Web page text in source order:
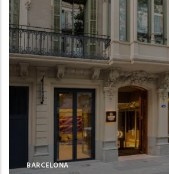
BARCELONA